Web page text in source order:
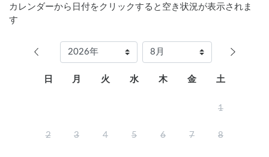
カレンダーから日付をクリックすると空き状況が表示されま
す
日 月 火 水 木 金 土
1
2 3 4 5 6 7 8